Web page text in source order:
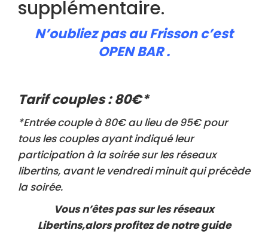
supplémentaire.
N’oubliez pas au Frisson c’est
OPEN BAR .
Tarif couples : 80€*
*Entrée couple à 80€ au lieu de 95€ pour
tous les couples ayant indiqué leur
participation à la soirée sur les réseaux
libertins, avant le vendredi minuit qui précède
la soirée.
Vous n’êtes pas sur les réseaux
Libertins,alors profitez de notre guide